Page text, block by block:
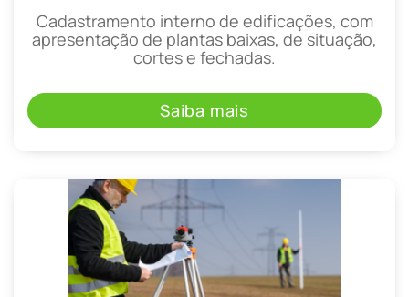
Cadastramento interno de edificações, com
apresentação de plantas baixas, de situação,
cortes e fechadas.
Saiba mais